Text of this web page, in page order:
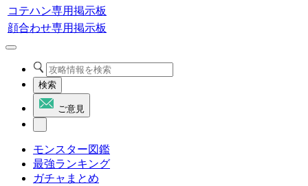
コテハン専用掲示板
顔合わせ専用掲示板
検索
ご意見
モンスター図鑑
最強ランキング
ガチャまとめ